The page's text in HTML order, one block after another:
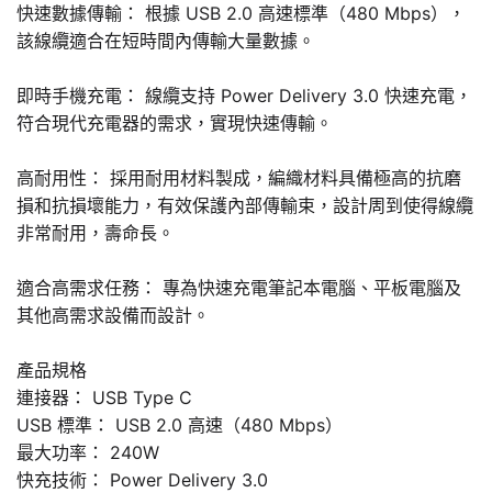
快速數據傳輸： 根據 USB 2.0 高速標準（480 Mbps），
該線纜適合在短時間內傳輸大量數據。
即時手機充電： 線纜支持 Power Delivery 3.0 快速充電，
符合現代充電器的需求，實現快速傳輸。
高耐用性： 採用耐用材料製成，編織材料具備極高的抗磨
損和抗損壞能力，有效保護內部傳輸束，設計周到使得線纜
非常耐用，壽命長。
適合高需求任務： 專為快速充電筆記本電腦、平板電腦及
其他高需求設備而設計。
產品規格
連接器： USB Type C
USB 標準： USB 2.0 高速（480 Mbps）
最大功率： 240W
快充技術： Power Delivery 3.0